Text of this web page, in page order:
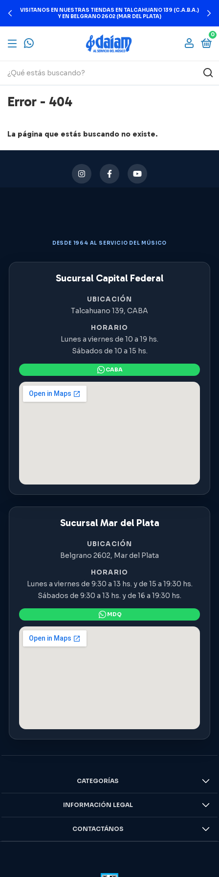
VISITANOS EN NUESTRAS TIENDAS EN TALCAHUANO 139 (C.A.B.A.)
Y EN BELGRANO 2602 (MAR DEL PLATA)
0
Error - 404
La página que estás buscando no existe.
DESDE 1964 AL SERVICIO DEL MÚSICO
Sucursal Capital Federal
UBICACIÓN
Talcahuano 139, CABA
HORARIO
Lunes a viernes de 10 a 19 hs.
Sábados de 10 a 15 hs.
Sucursal Mar del Plata
UBICACIÓN
Belgrano 2602, Mar del Plata
HORARIO
Lunes a viernes de 9:30 a 13 hs. y de 15 a 19:30 hs.
Sábados de 9:30 a 13 hs. y de 16 a 19:30 hs.
CATEGORÍAS
INFORMACIÓN LEGAL
CONTACTÁNOS